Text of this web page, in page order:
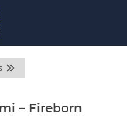
– Fireborn